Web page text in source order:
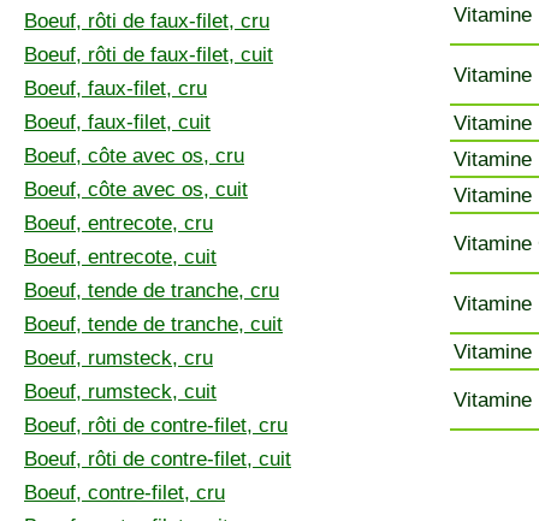
Boeuf, rôti de faux-filet, cru
Boeuf, rôti de faux-filet, cuit
Boeuf, faux-filet, cru
Boeuf, faux-filet, cuit
Boeuf, côte avec os, cru
Boeuf, côte avec os, cuit
Boeuf, entrecote, cru
Boeuf, entrecote, cuit
Boeuf, tende de tranche, cru
Boeuf, tende de tranche, cuit
Boeuf, rumsteck, cru
Boeuf, rumsteck, cuit
Boeuf, rôti de contre-filet, cru
Boeuf, rôti de contre-filet, cuit
Boeuf, contre-filet, cru
Vitamine
Vitamine
Vitamine
Vitamine
Vitamine
Vitamine
Vitamine
Vitamine
Vitamine